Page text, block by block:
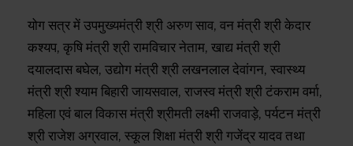
योग सत्र में उपमुख्यमंत्री श्री अरुण साव, वन मंत्री श्री केदार
कश्यप, कृषि मंत्री श्री रामविचार नेताम, खाद्य मंत्री श्री
दयालदास बघेल, उद्योग मंत्री श्री लखनलाल देवांगन, स्वास्थ्य
मंत्री श्री श्याम बिहारी जायसवाल, राजस्व मंत्री श्री टंकराम वर्मा,
महिला एवं बाल विकास मंत्री श्रीमती लक्ष्मी राजवाड़े, पर्यटन मंत्री
श्री राजेश अग्रवाल, स्कूल शिक्षा मंत्री श्री गजेंद्र यादव तथा